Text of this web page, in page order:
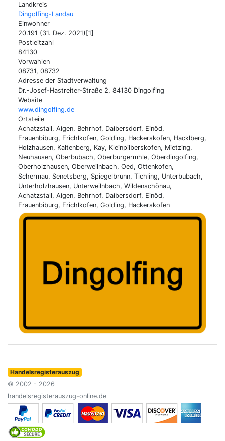
Landkreis
Dingolfing-Landau
Einwohner
20.191 (31. Dez. 2021)[1]
Postleitzahl
84130
Vorwahlen
08731, 08732
Adresse der Stadtverwaltung
Dr.-Josef-Hastreiter-Straße 2, 84130 Dingolfing
Website
www.dingolfing.de
Ortsteile
Achatzstall, Aigen, Behrhof, Daibersdorf, Einöd,
Frauenbiburg, Frichlkofen, Golding, Hackerskofen, Hacklberg,
Holzhausen, Kaltenberg, Kay, Kleinpilberskofen, Mietzing,
Neuhausen, Oberbubach, Oberburgermhle, Oberdingolfing,
Oberholzhausen, Oberweilnbach, Oed, Ottenkofen,
Schermau, Senetsberg, Spiegelbrunn, Tichling, Unterbubach,
Unterholzhausen, Unterweilnbach, Wildenschönau,
Achatzstall, Aigen, Behrhof, Daibersdorf, Einöd,
Frauenbiburg, Frichlkofen, Golding, Hackerskofen
Handelsregisterauszug
© 2002 - 2026
handelsregisterauszug-online.de